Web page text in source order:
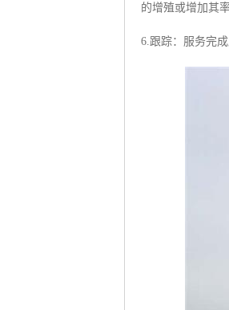
的增殖或增加其
6.跟踪：服务完